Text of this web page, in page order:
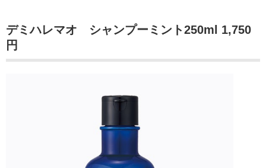
デミハレマオ シャンプーミント250ml 1,750
円